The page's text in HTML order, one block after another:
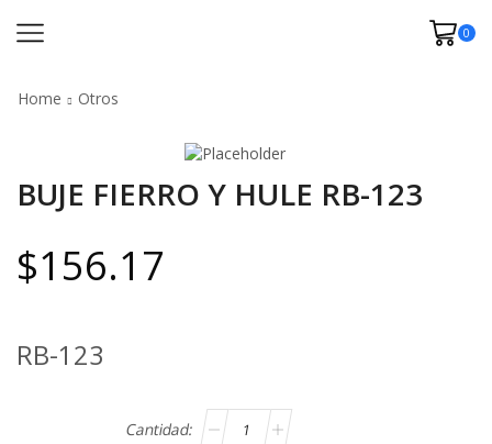
0
Home Otros
BUJE FIERRO Y HULE RB-123
$156.17
RB-123